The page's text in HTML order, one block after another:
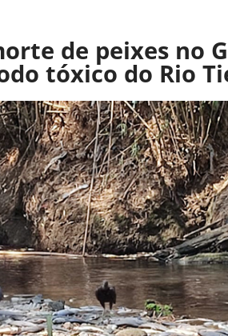
de peixes no
tóxico do Rio